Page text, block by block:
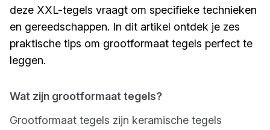
deze XXL-tegels vraagt om specifieke technieken
en gereedschappen. In dit artikel ontdek je zes
praktische tips om grootformaat tegels perfect te
leggen.
Wat zijn grootformaat tegels?
Grootformaat tegels zijn keramische tegels